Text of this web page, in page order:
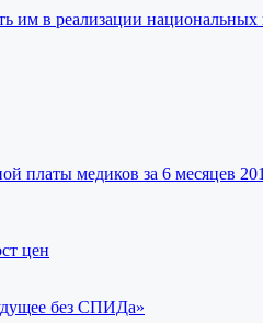
им в реализации национальных
платы медиков за 6 месяцев
цен
без СПИДа»